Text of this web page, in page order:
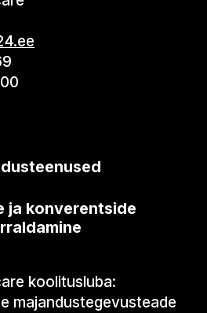
ja konverentside
koolitusluba:
majandustegevusteade